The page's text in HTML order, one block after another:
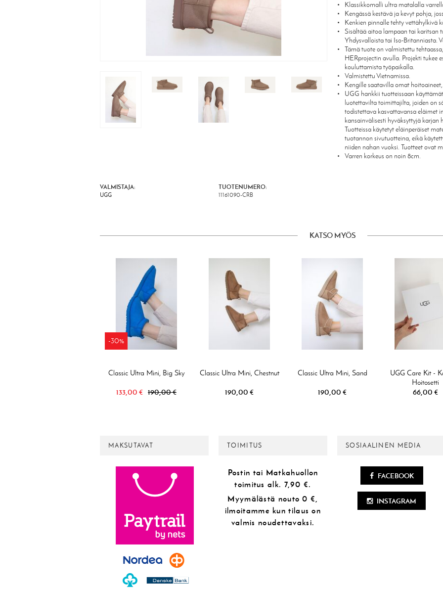
Klassikkomalli ultra matalalla
Kengässä kestävä ja kevyt pohja,
Kenkien pinnalle tehty vettähylkivä
Sisältää aitoa lampaan tai karitsan
Yhdysvalloista tai Iso-Britanniasta.
Tämä tuote on valmistettu
HERprojectin avulla. Projekti tukee
kouluttamista työpaikalla.
Valmistettu Vietnamissa.
Kengille saatavilla omat
UGG hankkii tuotteissaan
luotettavilta toimittajilta, joiden on
todistettava kasvattavansa eläimet
kansainvälisesti hyväksyttyjä karjan
Tuotteissa käytetyt eläinperäiset
tuotannon sivutuotteina, eikä
niiden nahan vuoksi. Tuotteet ovat
Varren korkeus on noin 8cm.
VALMISTAJA:
UGG
TUOTENUMERO:
11161090-CRB
KATSO MYÖS
-30%
Classic Ultra Mini, Big Sky
133,00 € 190,00 €
Classic Ultra Mini, Chestnut
190,00 €
Classic Ultra Mini, Sand
190,00 €
UGG Care Kit -
Hoitosetti
66,00 €
MAKSUTAVAT TOIMITUS
Postin tai Matkahuollon
toimitus alk. 7,90 €.
Myymälästä nouto 0 €,
ilmoitamme kun tilaus on
valmis noudettavaksi.
SOSIAALINEN MEDIA
FACEBOOK
INSTAGRAM